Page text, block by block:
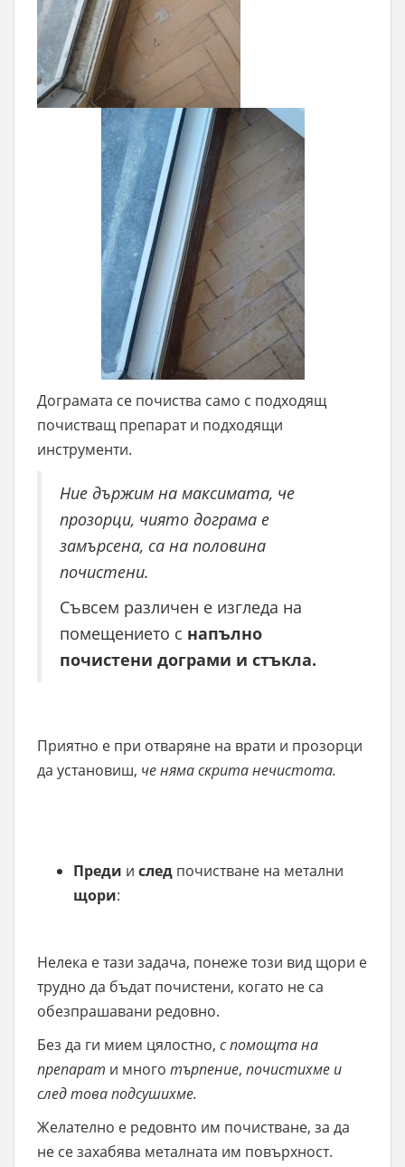
Дограмата се почиства само с подходящ
почистващ препарат и подходящи
инструменти.
Ние държим на максимата, че
прозорци, чиято дограма е
замърсена, са на половина
почистени.
Съвсем различен е изгледа на
помещението с напълно
почистени дограми и стъкла.
Приятно е при отваряне на врати и прозорци
да установиш, че няма скрита нечистота.
Преди и след почистване на метални
щори:
Нелека е тази задача, понеже този вид щори е
трудно да бъдат почистени, когато не са
обезпрашавани редовно.
Без да ги мием цялостно, с помощта на
препарат и много търпение, почистихме и
след това подсушихме.
Желателно е редовнто им почистване, за да
не се захабява металната им повърхност.